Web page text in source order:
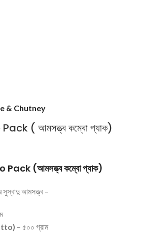
& Chutney
( আমসত্ত্ব কম্বো প্যাক)
(আমসত্ত্ব কম্বো প্যাক)
সুস্বাদু আমসত্ত্ব –
– ৫০০ গ্রাম